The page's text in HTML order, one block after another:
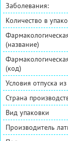
Заболевания:
Количество в
(название)
(код)
Условия отпуска из
Страна
Вид упаковки
Производитель